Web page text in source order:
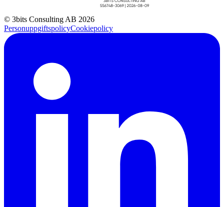
© 3bits Consulting AB 2026
PersonuppgiftspolicyCookiepolicy